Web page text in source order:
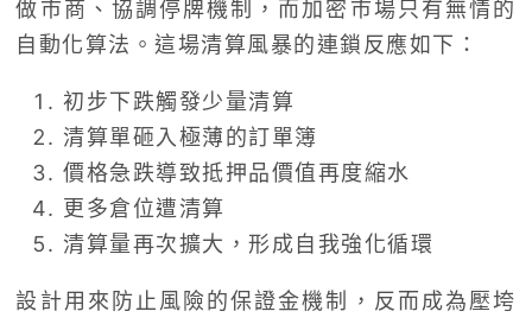
做市商、協調停牌機制，而加密市場只有無情的
自動化算法。這場清算風暴的連鎖反應如下：
初步下跌觸發少量清算
清算單砸入極薄的訂單簿
價格急跌導致抵押品價值再度縮水
更多倉位遭清算
清算量再次擴大，形成自我強化循環
設計用來防止風險的保證金機制，反而成為壓垮